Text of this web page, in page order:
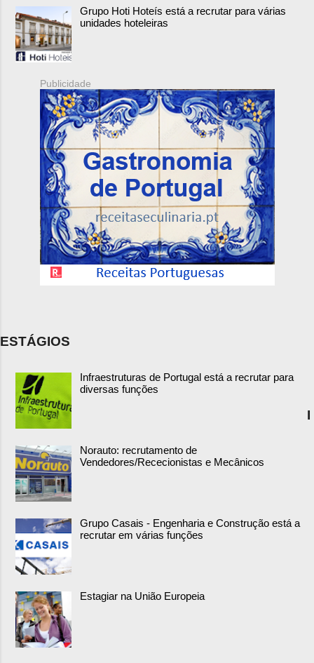
Grupo Hoti Hoteís está a recrutar para várias
unidades hoteleiras
Publicidade
ESTÁGIOS
Infraestruturas de Portugal está a recrutar para
diversas funções
Norauto: recrutamento de
Vendedores/Rececionistas e Mecânicos
Grupo Casais - Engenharia e Construção está a
recrutar em várias funções
Estagiar na União Europeia
I